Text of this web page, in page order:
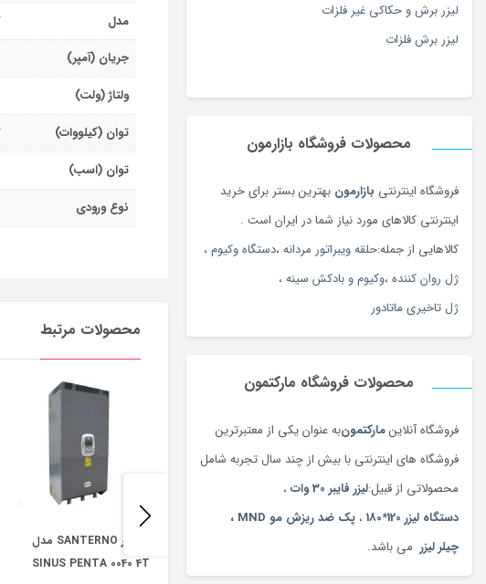
لیزر برش و حکاکی غیر فلزات
لیزر برش فلزات
محصولات فروشگاه بازارمون
فروشگاه اینترنتی بازارمون بهترین بستر برای خرید
اینترنتی کالاهای مورد نیاز شما در ایران است .
کالاهایی از جمله:حلقه ویبراتور مردانه ،دستگاه وکیوم ،
ژل روان کننده ،وکیوم و بادکش سینه ،
ژل تاخیری ماتادور
محصولات فروشگاه مارکتمون
فروشگاه آنلاینمارکتمونبه عنوان یکی از معتبرترین
فروشگاه های اینترنتی با بیش از چند سال تجربه شامل
محصولاتی از قبیل:لیزر فایبر 30 وات
،
دستگاه لیزر 120*180
، پک ضد ریزش مو MND
،
چیلر لیزر می باشد.
مدل
جریان (آمپر)
ولتاژ (ولت)
توان (کیلووات)
توان (اسب)
نوع ورودی
محصولات مرتبط
اینورتر SANTERNO مدل
SINUS PENTA 0040 4T